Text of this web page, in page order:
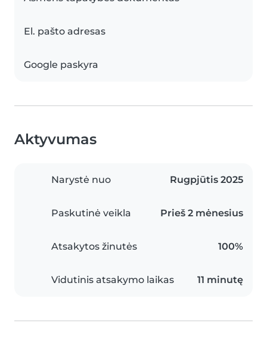
El. pašto adresas
Google paskyra
Aktyvumas
Narystė nuo Rugpjūtis 2025
Paskutinė veikla Prieš 2 mėnesius
Atsakytos žinutės 100%
Vidutinis atsakymo laikas 11 minutę